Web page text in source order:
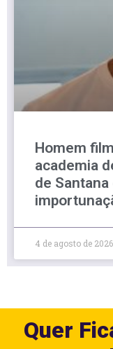
Homem
academia
de
4 de agosto de 2026
Quer